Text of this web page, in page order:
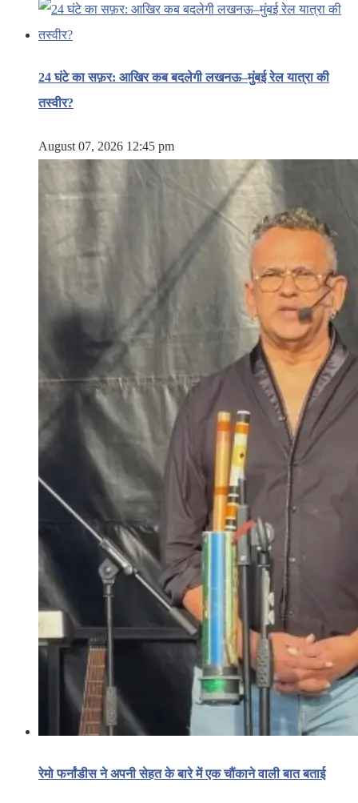
24 घंटे का सफ़र: आखिर कब बदलेगी लखनऊ–मुंबई रेल यात्रा की
तस्वीर?
August 07, 2026 12:45 pm
रेमो फर्नांडीस ने अपनी सेहत के बारे में एक चौंकाने वाली बात बताई